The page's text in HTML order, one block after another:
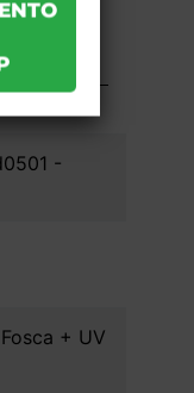
- 250
-
+ UV